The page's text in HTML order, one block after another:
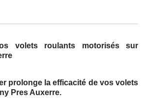
volets roulants motorisés sur
prolonge la efficacité de vos volets
Pres Auxerre.